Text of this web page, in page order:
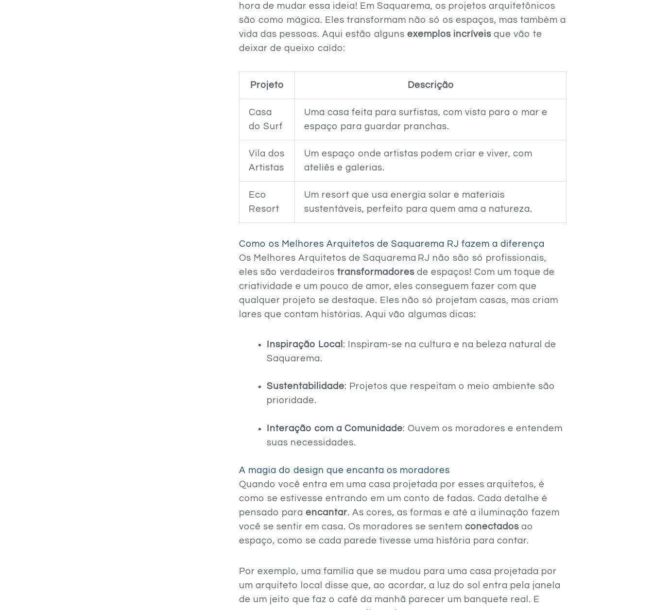
hora de mudar essa ideia! Em Saquarema, os projetos arquitetônicos
são como mágica. Eles transformam não só os espaços, mas também a
vida das pessoas. Aqui estão algunsexemplos incríveis que vão te
deixar de queixo caído:
Projeto Descrição
Casa
do Surf
Uma casa feita para surfistas, com vista para o mar e
espaço para guardar pranchas.
Vila dos
Artistas
Um espaço onde artistas podem criar e viver, com
ateliês e galerias.
Eco
Resort
Um resort que usa energia solar e materiais
sustentáveis, perfeito para quem ama a natureza.
Como os Melhores Arquitetos de Saquarema RJ fazem a diferença
Os Melhores Arquitetos de Saquarema RJ não são só profissionais,
eles são verdadeirostransformadores de espaços! Com um toque de
criatividade e um pouco de amor, eles conseguem fazer com que
qualquer projeto se destaque. Eles não só projetam casas, mas criam
lares que contam histórias. Aqui vão algumas dicas:
Inspiração Local : Inspiram-se na cultura e na beleza natural de
Saquarema.
Sustentabilidade: Projetos que respeitam o meio ambiente são
prioridade.
Interação com a Comunidade: Ouvem os moradores e entendem
suas necessidades.
A magia do design que encanta os moradores
Quando você entra em uma casa projetada por esses arquitetos, é
como se estivesse entrando em um conto de fadas. Cada detalhe é
pensado paraencantar. As cores, as formas e até a iluminação fazem
você se sentir em casa. Os moradores se sentemconectados ao
espaço, como se cada parede tivesse uma história para contar.
Por exemplo, uma família que se mudou para uma casa projetada por
um arquiteto local disse que, ao acordar, a luz do sol entra pela janela
de um jeito que faz o café da manhã parecer um banquete real. E